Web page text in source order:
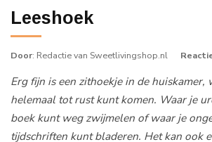
Leeshoek
Door: Redactie van Sweetlivingshop.nl
Erg fijn is een zithoekje in de huiskamer,
helemaal tot rust kunt komen. Waar je
boek kunt weg zwijmelen of waar je
tijdschriften kunt bladeren. Het kan ook